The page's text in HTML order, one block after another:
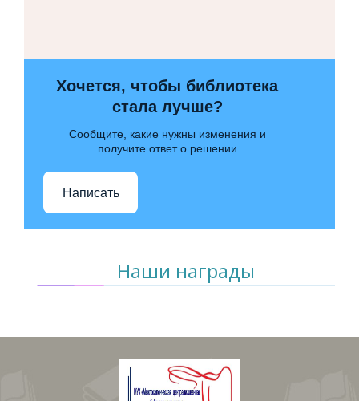
Хочется, чтобы библиотека
стала лучше?
Сообщите, какие нужны изменения и
получите ответ о решении
Написать
Наши награды